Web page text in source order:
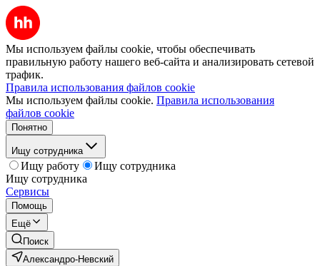
Мы используем файлы cookie, чтобы обеспечивать
правильную работу нашего веб-сайта и анализировать сетевой
трафик.
Правила использования файлов cookie
Мы используем файлы cookie. Правила использования
файлов cookie
Понятно
Ищу сотрудника
Ищу работу
Ищу сотрудника
Ищу сотрудника
Сервисы
Помощь
Ещё
Поиск
Александро-Невский